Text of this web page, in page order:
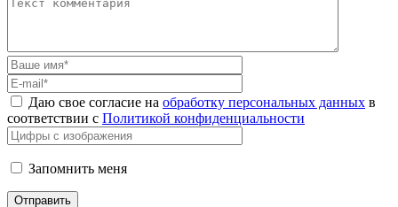
Даю свое согласие на обработку персональных данных в
соответствии с Политикой конфиденциальности
Запомнить меня